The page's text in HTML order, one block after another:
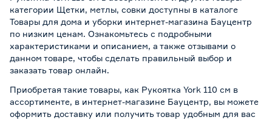
категории Щетки, метлы, совки доступны в каталоге
Товары для дома и уборки интернет-магазина Бауцентр
по низким ценам. Ознакомьтесь с подробными
характеристиками и описанием, а также отзывами о
данном товаре, чтобы сделать правильный выбор и
заказать товар онлайн.
Приобретая такие товары, как Рукоятка York 110 см в
ассортименте, в интернет-магазине Бауцентр, вы можете
оформить доставку или получить товар удобным для вас